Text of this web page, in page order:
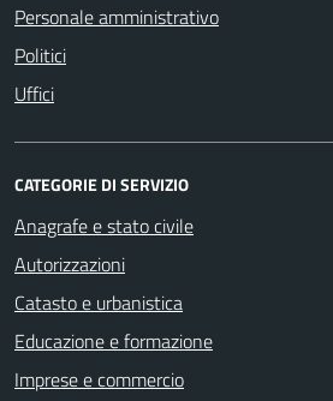
Personale amministrativo
Politici
Uffici
CATEGORIE DI SERVIZIO
Anagrafe e stato civile
Autorizzazioni
Catasto e urbanistica
Educazione e formazione
Imprese e commercio